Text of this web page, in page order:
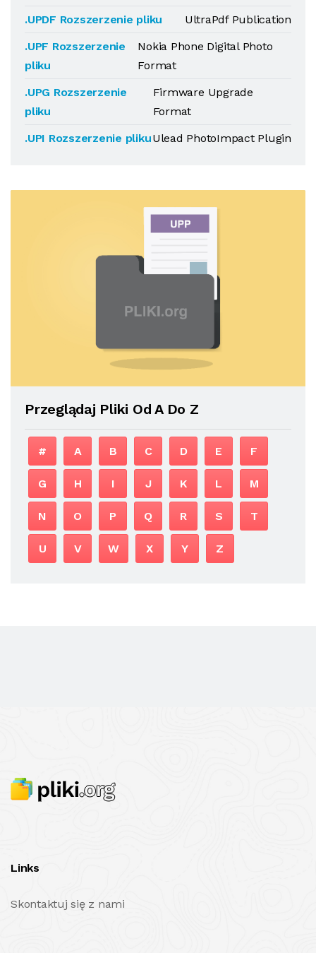
.UPDF Rozszerzenie pliku
UltraPdf Publication
.UPF Rozszerzenie
pliku
Nokia Phone Digital Photo
Format
.UPG Rozszerzenie
pliku
Firmware Upgrade
Format
.UPI Rozszerzenie plikuUlead PhotoImpact Plugin
Przeglądaj Pliki Od A Do Z
# A B C D E F
G H I J K L M
N O P Q R S T
U V W X Y Z
Links
Skontaktuj się z nami